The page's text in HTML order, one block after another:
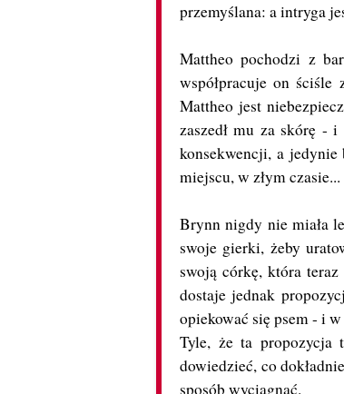
przemyślana: a intryga
Mattheo pochodzi z
współpracuje on
Mattheo jest
zaszedł mu za skórę -
konsekwencji, a jedynie
miejscu, w złym
Brynn nigdy nie miała
swoje gierki, żeby
swoją córkę, która
dostaje jednak
opiekować się psem - i
Tyle, że ta propozycja
dowiedzieć, co
sposób wyciągnąć.